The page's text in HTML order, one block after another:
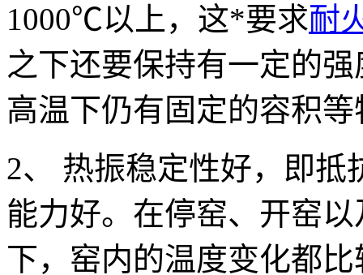
1000℃以上，这*要求耐
之下还要保持有一定的
高温下仍有固定的容积等
2、 热振稳定性好，即
能力好。在停窑、开窑
下，窑内的温度变化都